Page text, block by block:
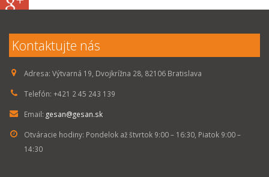
Kontaktujte nás
Adresa: Výtvarná 19, Dvojkrížna 28, 82106 Bratislava
Telefón: +421 2 45 243 139
Email: gesan@gesan.sk
Otváracie hodiny: Pondelok až štvrtok 9:00 – 16:30, Piatok 9:00 –
14:30